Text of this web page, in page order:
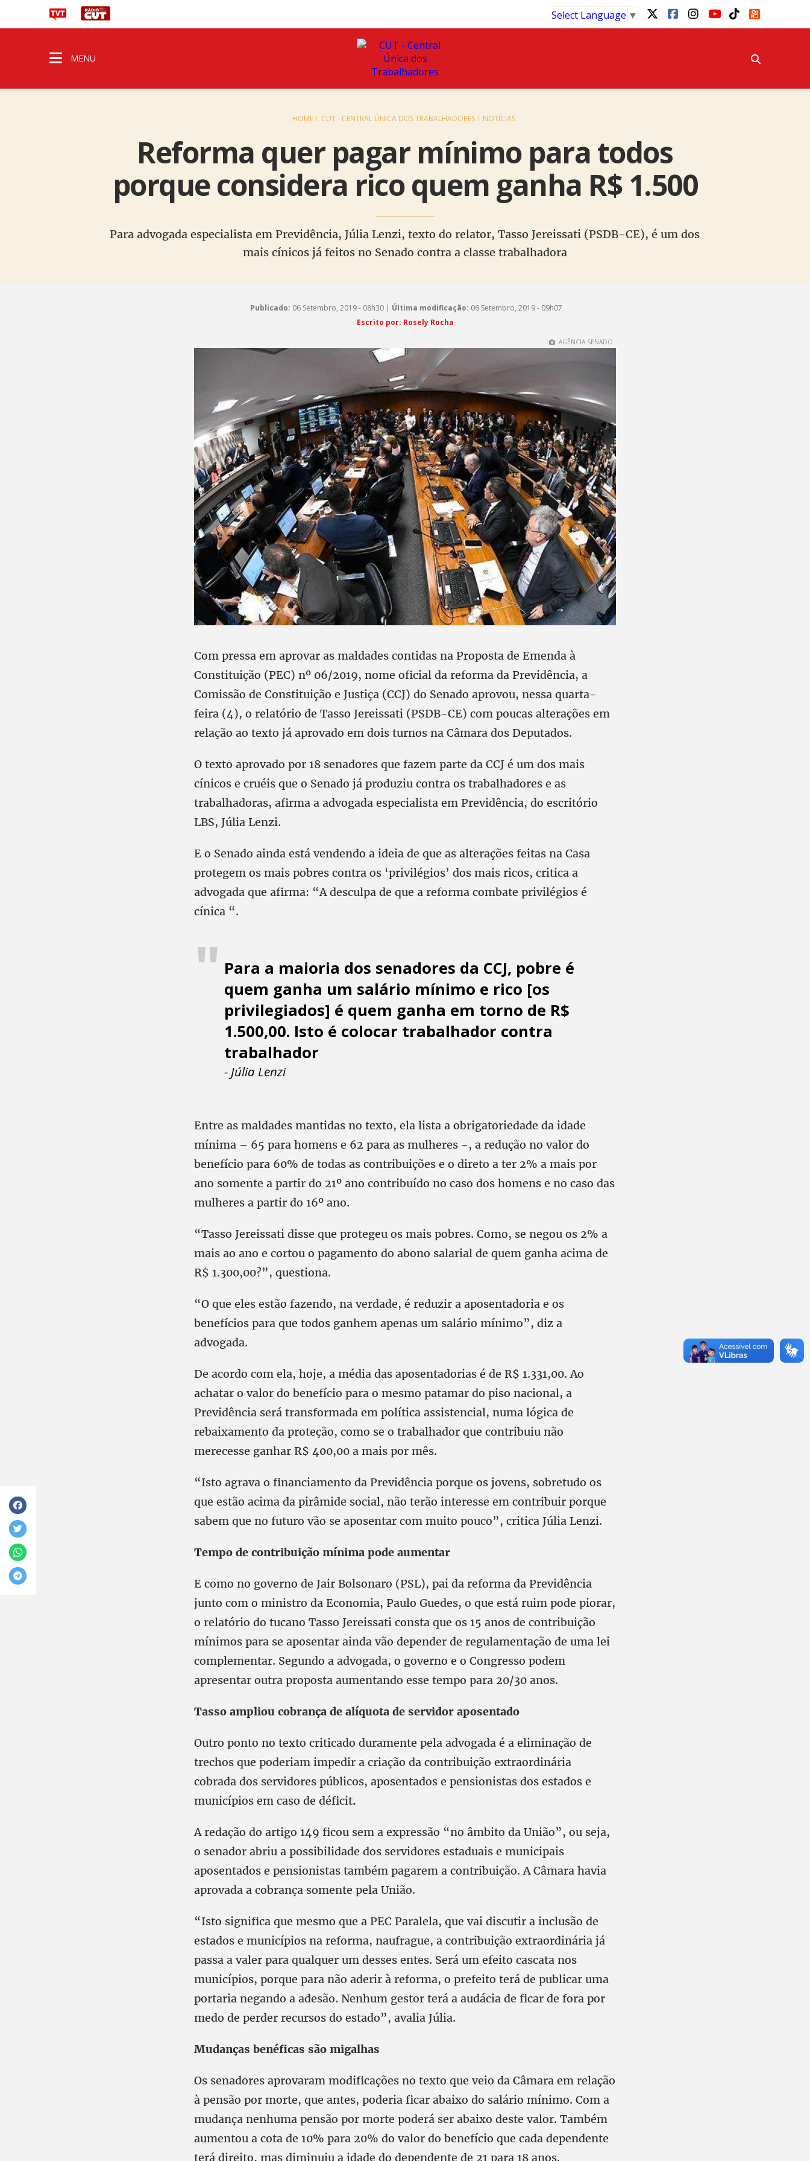
Select Language ▼
MENU
HOME CUT - CENTRAL ÚNICA DOS TRABALHADORES NOTÍCIAS
Reforma quer pagar mínimo para todos
porque considera rico quem ganha R$ 1.500
Para advogada especialista em Previdência, Júlia Lenzi, texto do relator, Tasso Jereissati (PSDB-CE), é um dos
mais cínicos já feitos no Senado contra a classe trabalhadora
Publicado: 06 Setembro, 2019 - 08h30 | Última modificação: 06 Setembro, 2019 - 09h07
Escrito por: Rosely Rocha
AGÊNCIA SENADO
Com pressa em aprovar as maldades contidas na Proposta de Emenda à
Constituição (PEC) nº 06/2019, nome oficial da reforma da Previdência, a
Comissão de Constituição e Justiça (CCJ) do Senado aprovou, nessa quarta-
feira (4), o relatório de Tasso Jereissati (PSDB-CE) com poucas alterações em
relação ao texto já aprovado em dois turnos na Câmara dos Deputados.
O texto aprovado por 18 senadores que fazem parte da CCJ é um dos mais
cínicos e cruéis que o Senado já produziu contra os trabalhadores e as
trabalhadoras, afirma a advogada especialista em Previdência, do escritório
LBS, Júlia Lenzi.
E o Senado ainda está vendendo a ideia de que as alterações feitas na Casa
protegem os mais pobres contra os ‘privilégios’ dos mais ricos, critica a
advogada que afirma: “A desculpa de que a reforma combate privilégios é
cínica “.
Para a maioria dos senadores da CCJ, pobre é
quem ganha um salário mínimo e rico [os
privilegiados] é quem ganha em torno de R$
1.500,00. Isto é colocar trabalhador contra
trabalhador
- Júlia Lenzi
Entre as maldades mantidas no texto, ela lista a obrigatoriedade da idade
mínima – 65 para homens e 62 para as mulheres -, a redução no valor do
benefício para 60% de todas as contribuições e o direto a ter 2% a mais por
ano somente a partir do 21º ano contribuído no caso dos homens e no caso das
mulheres a partir do 16º ano.
“Tasso Jereissati disse que protegeu os mais pobres. Como, se negou os 2% a
mais ao ano e cortou o pagamento do abono salarial de quem ganha acima de
R$ 1.300,00?”, questiona.
“O que eles estão fazendo, na verdade, é reduzir a aposentadoria e os
benefícios para que todos ganhem apenas um salário mínimo”, diz a
advogada.
De acordo com ela, hoje, a média das aposentadorias é de R$ 1.331,00. Ao
achatar o valor do benefício para o mesmo patamar do piso nacional, a
Previdência será transformada em política assistencial, numa lógica de
rebaixamento da proteção, como se o trabalhador que contribuiu não
merecesse ganhar R$ 400,00 a mais por mês.
“Isto agrava o financiamento da Previdência porque os jovens, sobretudo os
que estão acima da pirâmide social, não terão interesse em contribuir porque
sabem que no futuro vão se aposentar com muito pouco”, critica Júlia Lenzi.
Tempo de contribuição mínima pode aumentar
E como no governo de Jair Bolsonaro (PSL), pai da reforma da Previdência
junto com o ministro da Economia, Paulo Guedes, o que está ruim pode piorar,
o relatório do tucano Tasso Jereissati consta que os 15 anos de contribuição
mínimos para se aposentar ainda vão depender de regulamentação de uma lei
complementar. Segundo a advogada, o governo e o Congresso podem
apresentar outra proposta aumentando esse tempo para 20/30 anos.
Tasso ampliou cobrança de alíquota de servidor aposentado
Outro ponto no texto criticado duramente pela advogada é a eliminação de
trechos que poderiam impedir a criação da contribuição extraordinária
cobrada dos servidores públicos, aposentados e pensionistas dos estados e
municípios em caso de déficit.
A redação do artigo 149 ficou sem a expressão “no âmbito da União”, ou seja,
o senador abriu a possibilidade dos servidores estaduais e municipais
aposentados e pensionistas também pagarem a contribuição. A Câmara havia
aprovada a cobrança somente pela União.
“Isto significa que mesmo que a PEC Paralela, que vai discutir a inclusão de
estados e municípios na reforma, naufrague, a contribuição extraordinária já
passa a valer para qualquer um desses entes. Será um efeito cascata nos
municípios, porque para não aderir à reforma, o prefeito terá de publicar uma
portaria negando a adesão. Nenhum gestor terá a audácia de ficar de fora por
medo de perder recursos do estado”, avalia Júlia.
Mudanças benéficas são migalhas
Os senadores aprovaram modificações no texto que veio da Câmara em relação
à pensão por morte, que antes, poderia ficar abaixo do salário mínimo. Com a
mudança nenhuma pensão por morte poderá ser abaixo deste valor. Também
aumentou a cota de 10% para 20% do valor do benefício que cada dependente
terá direito, mas diminuiu a idade do dependente de 21 para 18 anos.